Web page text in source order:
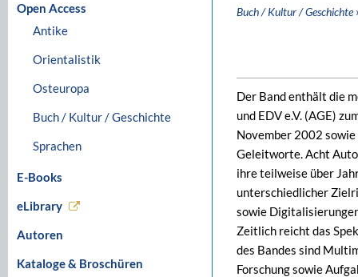
Open Access
Antike
Orientalistik
Osteuropa
Buch / Kultur / Geschichte
Sprachen
E-Books
eLibrary
Autoren
Kataloge & Broschüren
Buch / Kultur / Geschichte
Der Band enthält die
und EDV e.V. (AGE)
November 2002
Geleitworte. Acht
ihre teilweise über
unterschiedlicher
sowie
Zeitlich reicht das
des Bandes sind
Forschung sowie